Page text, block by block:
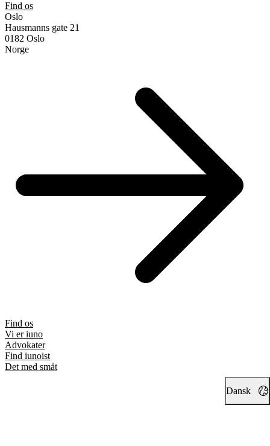
Find os
Oslo
Hausmanns gate 21
0182 Oslo
Norge
Find os
Vi er iuno
Advokater
Find iunoist
Det med småt
Dansk